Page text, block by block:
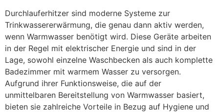
Durchlauferhitzer sind moderne Systeme zur
Trinkwassererwärmung, die genau dann aktiv werden,
wenn Warmwasser benötigt wird. Diese Geräte arbeiten
in der Regel mit elektrischer Energie und sind in der
Lage, sowohl einzelne Waschbecken als auch komplette
Badezimmer mit warmem Wasser zu versorgen.
Aufgrund ihrer Funktionsweise, die auf der
unmittelbaren Bereitstellung von Warmwasser basiert,
bieten sie zahlreiche Vorteile in Bezug auf Hygiene und